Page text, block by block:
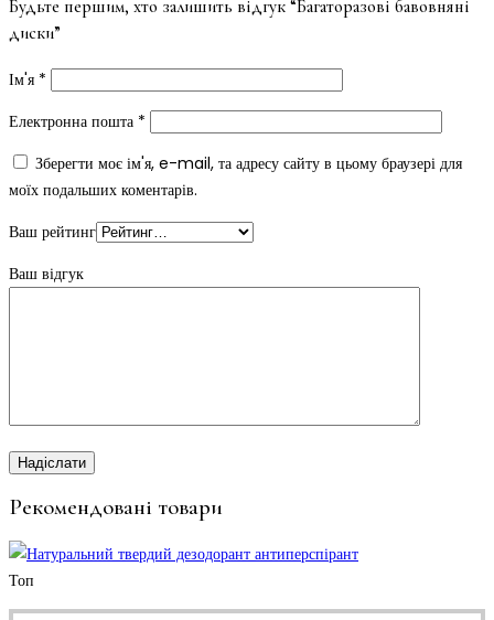
Будьте першим, хто залишить відгук “Багаторазові бавовняні
диски”
Ім'я *
Електронна пошта *
Зберегти моє ім'я, e-mail, та адресу сайту в цьому браузері для
моїх подальших коментарів.
Ваш рейтинг
Ваш відгук
Рекомендовані товари
Топ